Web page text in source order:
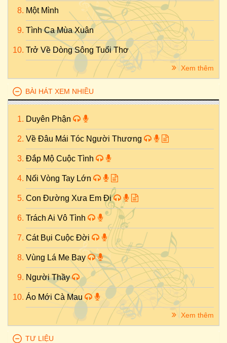
Một Mình
Tình Ca Mùa Xuân
Trở Về Dòng Sông Tuổi Thơ
Xem thêm
BÀI HÁT XEM NHIỀU
Duyên Phận
Về Đâu Mái Tóc Người Thương
Đắp Mộ Cuộc Tình
Nối Vòng Tay Lớn
Con Đường Xưa Em Đi
Trách Ai Vô Tình
Cát Bụi Cuộc Đời
Vùng Lá Me Bay
Người Thầy
Áo Mới Cà Mau
Xem thêm
TƯ LIỆU